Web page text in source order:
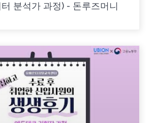
분석가 과정) - 돈루즈머니